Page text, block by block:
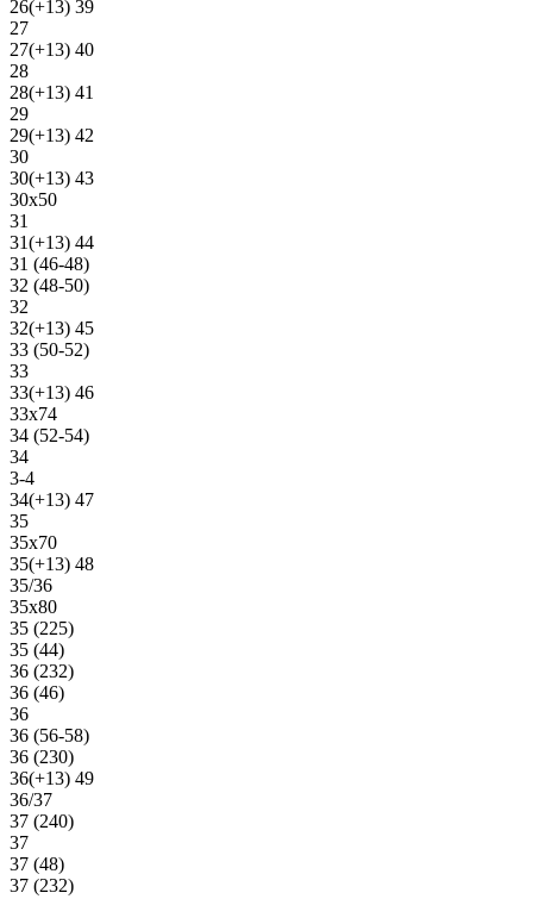
26(+13) 39
27
27(+13) 40
28
28(+13) 41
29
29(+13) 42
30
30(+13) 43
30х50
31
31(+13) 44
31 (46-48)
32 (48-50)
32
32(+13) 45
33 (50-52)
33
33(+13) 46
33х74
34 (52-54)
34
3-4
34(+13) 47
35
35х70
35(+13) 48
35/36
35х80
35 (225)
35 (44)
36 (232)
36 (46)
36
36 (56-58)
36 (230)
36(+13) 49
36/37
37 (240)
37
37 (48)
37 (232)